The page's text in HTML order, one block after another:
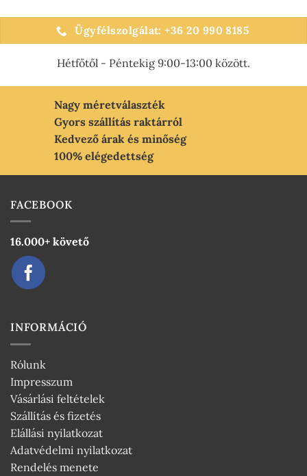
Ügyfélszolgálat: +36 20 990 8185
Hétfőtől - Péntekig 9:00-13:00 között.
Nagy méretválaszték
Gyors szállítás raktárról
Kedvező árak és minőség
100% elégedettség
FACEBOOK
16.000+ követő
INFORMÁCIÓ
Rólunk
Impresszum
Vásárlási feltételek
Szállítás és fizetés
Elállási nyilatkozat
Adatvédelmi nyilatkozat
Rendelés menete